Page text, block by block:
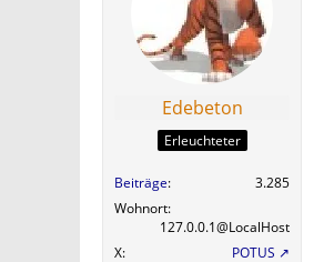
Edebeton
Erleuchteter
Beiträge
3.285
Wohnort
127.0.0.1@LocalHost
X
POTUS